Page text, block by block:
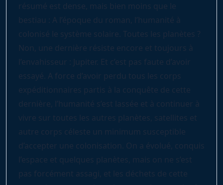
résumé est dense, mais bien moins que le
bestiau : A l’époque du roman, l’humanité à
colonisé le système solaire. Toutes les planètes ?
Non, une dernière résiste encore et toujours à
l’envahisseur : Jupiter. Et c’est pas faute d’avoir
essayé. A force d’avoir perdu tous les corps
expéditionnaires partis à la conquête de cette
dernière, l’humanité s’est lassée et à continuer à
vivre sur toutes les autres planètes, satellites et
autre corps céleste un minimum susceptible
d’accepter une colonisation. On a évolué, conquis
l’espace et quelques planètes, mais on ne s’est
pas forcément assagi, et les déchets de cette